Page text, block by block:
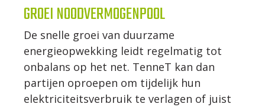
GROEI NOODVERMOGENPOOL
De snelle groei van duurzame
energieopwekking leidt regelmatig tot
onbalans op het net. TenneT kan dan
partijen oproepen om tijdelijk hun
elektriciteitsverbruik te verlagen of juist